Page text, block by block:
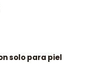
solo para piel